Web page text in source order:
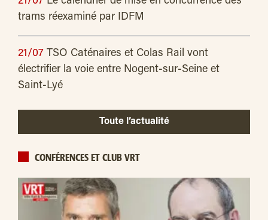
trams réexaminé par IDFM
21/07 TSO Caténaires et Colas Rail vont
électrifier la voie entre Nogent-sur-Seine et
Saint-Lyé
Toute l’actualité
CONFÉRENCES ET CLUB VRT